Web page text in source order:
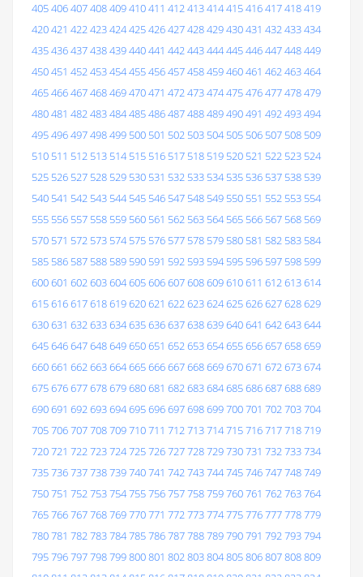
405406407408409410411 412413414415416417418419
420421 422423424425426427428429430431 432433434
435436437438439440441 442443444445446447448449
450451 452453454455456457458459460461 462463464
465466467468469470471 472473474475476477478479
480481 482483484485486487488489490491 492493494
495496497498499 500 501 502 503 504 505 506 507 508 509
510 511 512 513 514 515 516 517 518 519 520 521 522 523 524
525 526 527 528 529 530 531 532 533 534 535 536 537 538 539
540 541 542 543 544 545 546 547 548 549 550 551 552 553 554
555 556 557 558 559 560 561 562 563 564 565 566 567 568 569
570 571 572 573 574 575 576 577 578 579 580 581 582 583 584
585 586 587 588 589 590 591 592 593 594 595 596 597 598 599
600601 602603604605606607608609610611 612613614
615616617618619620621 622623624625626627628629
630631 632633634635636637638639640641 642643644
645646647648649650651 652653654655656657658659
660661 662663664665666667668669670671 672673674
675676677678679680681 682683684685686687688689
690691 692693694695696697698699700701 702703704
705706707708709710711 712713714715716717718719
720721 722723724725726727728729730731 732733734
735736737738739740741 742743744745746747748749
750751 752753754755756757758759760761 762763764
765766767768769770771 772773774775776777778779
780781 782783784785786787788789790791 792793794
795796797798799800801 802803804805806807808809